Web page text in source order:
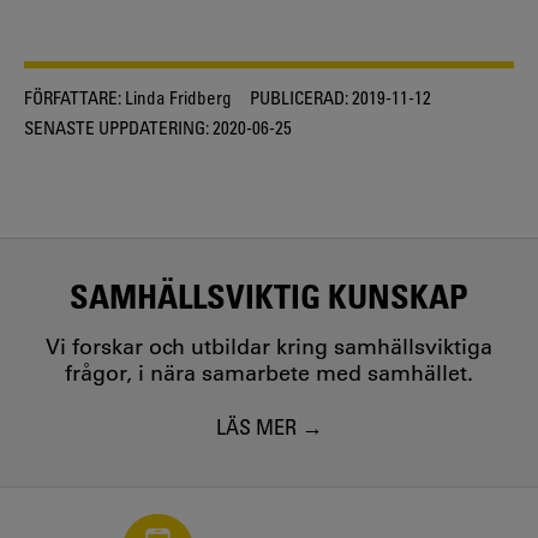
FÖRFATTARE: Linda Fridberg PUBLICERAD:2019-11-12
SENASTE UPPDATERING:2020-06-25
SAMHÄLLSVIKTIG KUNSKAP
Vi forskar och utbildar kring samhällsviktiga
frågor, i nära samarbete med samhället.
LÄS MER